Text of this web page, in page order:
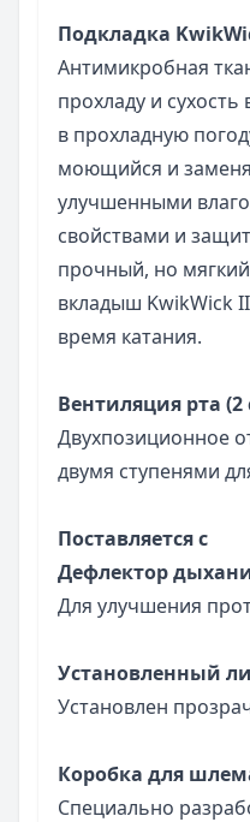
Подкладка
Антимикробная
прохладу и
в прохладную
моющийся и
улучшенными
свойствами и
прочный, но
вкладыш KwikWick
время катания.
Вентиляция рта (2
Двухпозиционное
двумя ступенями
Поставляется с
Дефлектор
Для улучшения
Установленный
Установлен
Коробка для
Специально